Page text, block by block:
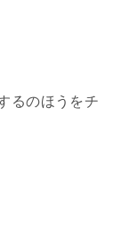
るのほうをチ